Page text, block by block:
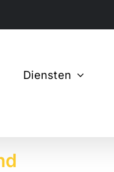
Diensten